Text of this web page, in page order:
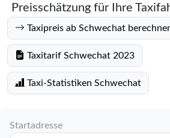
Preisschätzung für Ihre
Taxipreis ab Schwechat
Taxitarif Schwechat 2023
Taxi-Statistiken Schwechat
Startadresse